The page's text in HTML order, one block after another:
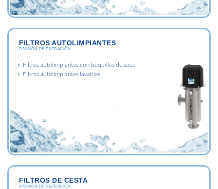
FILTROS AUTOLIMPIANTES
DIVISIÓN DE FILTRACIÓN
Filtros autolimpiantes con boquillas de succi
Filtros autolimpiantes lavables
FILTROS DE CESTA
DIVISIÓN DE FILTRACIÓN